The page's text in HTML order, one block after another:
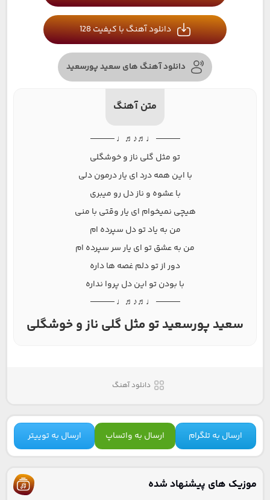
دانلود آهنگ با کیفیت 128
دانلود آهنگ های سعید پورسعید
متن آهنگ
──── ♩♬♪♬♩ ────
تو مثل گلی ناز و خوشگلی
با این همه درد ای یار درمون دلی
با عشوه و ناز دل رو میبری
هیچی نمیخوام ای یار وقتی با منی
من به یاد تو دل سپرده ام
من به عشق تو ای یار سر سپرده ام
دور از تو دلم غصه ها داره
با بودن تو این دل پروا نداره
──── ♩♬♪♬♩ ────
سعید پورسعید تو مثل گلی ناز و خوشگلی
دانلود آهنگ
ارسال به تلگرام ارسال به واتساپ ارسال به توییتر
موزیک های پیشنهاد شده